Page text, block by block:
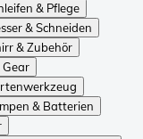
& Pflege
& Schneiden
& Zubehör
Gear
& Batterien